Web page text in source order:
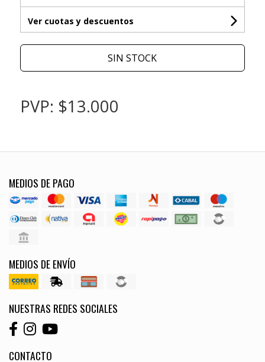
Ver cuotas y descuentos
SIN STOCK
PVP: $13.000
MEDIOS DE PAGO
MEDIOS DE ENVÍO
NUESTRAS REDES SOCIALES
CONTACTO